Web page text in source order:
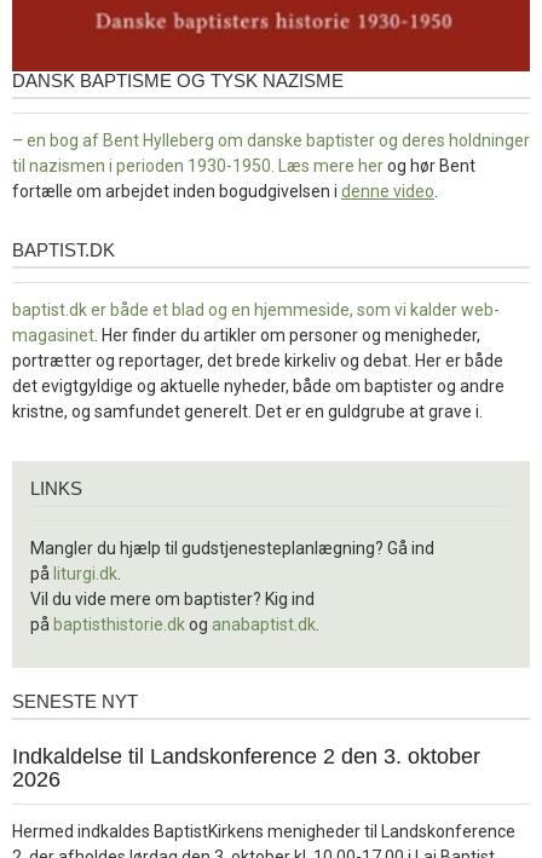
DANSK BAPTISME OG TYSK NAZISME
– en bog af Bent Hylleberg om danske baptister og deres holdninger
til nazismen i perioden 1930-1950. Læs mere herog hør Bent
fortælle om arbejdet inden bogudgivelsen i denne video.
baptist.dk
BAPTIST.DK
baptist.dk er både et blad og en hjemmeside, som vi kalder web-
magasinet. Her finder du artikler om personer og menigheder,
portrætter og reportager, det brede kirkeliv og debat. Her er både
det evigtgyldige og aktuelle nyheder, både om baptister og andre
kristne, og samfundet generelt. Det er en guldgrube at grave i.
LINKS
Mangler du hjælp til gudstjenesteplanlægning? Gå ind
på liturgi.dk.
Vil du vide mere om baptister? Kig ind
på baptisthistorie.dkog anabaptist.dk.
Seneste
SENESTE NYT
1.
jul.
Indkaldelse til Landskonference 2 den 3. oktober
2026
Hermed indkaldes BaptistKirkens menigheder til Landskonference